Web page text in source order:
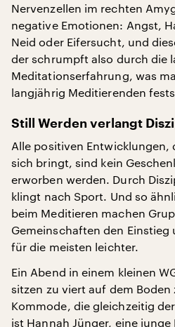
Nervenzellen im rechten
negative Emotionen: Angst,
Neid oder Eifersucht, und
der schrumpft also durch die
Meditationserfahrung, was
langjährig Meditierenden
Still Werden verlangt
Alle positiven Entwicklungen,
sich bringt, sind kein
erworben werden. Durch
klingt nach Sport. Und so
beim Meditieren machen
Gemeinschaften den Einstieg
für die meisten leichter.
Ein Abend in einem kleinen
sitzen zu viert auf dem
Kommode, die gleichzeitig
ist Hannah Jünger, eine junge